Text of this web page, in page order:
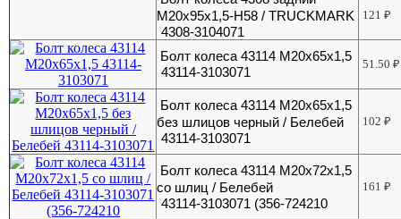
М20х95х1,5-H58 / TRUCKMARK
4308-3104071
121₽
Болт колеса 43114 М20х65х1,5
43114-3103071
51.50₽
Болт колеса 43114 М20х65х1,5
без шлицов черный / Белебей
43114-3103071
102₽
Болт колеса 43114 М20х72х1,5
со шлиц / Белебей
43114-3103071 (356-724210
161₽